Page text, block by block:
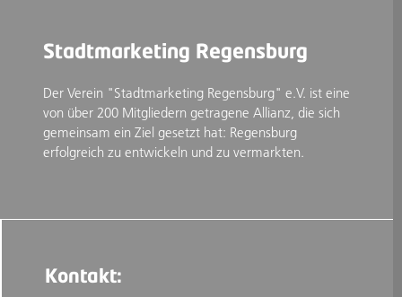
Stadtmarketing Regensburg
Der Verein "Stadtmarketing Regensburg" e.V. ist eine
von über 200 Mitgliedern getragene Allianz, die sich
gemeinsam ein Ziel gesetzt hat: Regensburg
erfolgreich zu entwickeln und zu vermarkten.
Kontakt: